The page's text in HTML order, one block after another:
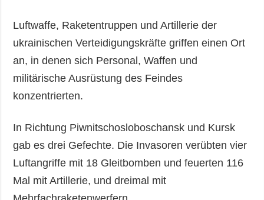
Luftwaffe, Raketentruppen und Artillerie der
ukrainischen Verteidigungskräfte griffen einen Ort
an, in denen sich Personal, Waffen und
militärische Ausrüstung des Feindes
konzentrierten.
In Richtung Piwnitschosloboschansk und Kursk
gab es drei Gefechte. Die Invasoren verübten vier
Luftangriffe mit 18 Gleitbomben und feuerten 116
Mal mit Artillerie, und dreimal mit